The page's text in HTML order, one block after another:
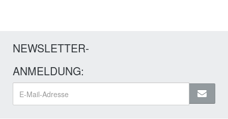
NEWSLETTER-
ANMELDUNG: